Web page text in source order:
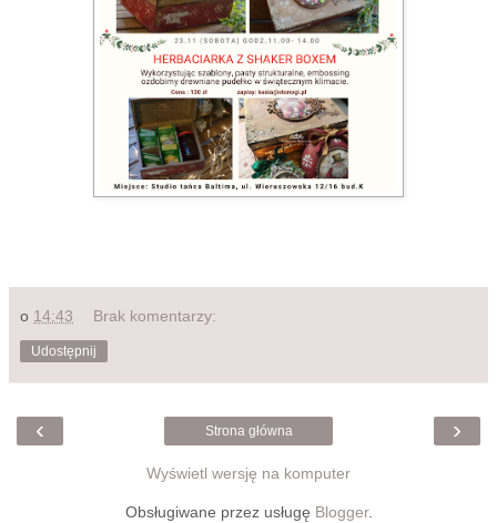
o 14:43 Brak komentarzy:
Udostępnij
‹ ›
Strona główna
Wyświetl wersję na komputer
Obsługiwane przez usługę Blogger.